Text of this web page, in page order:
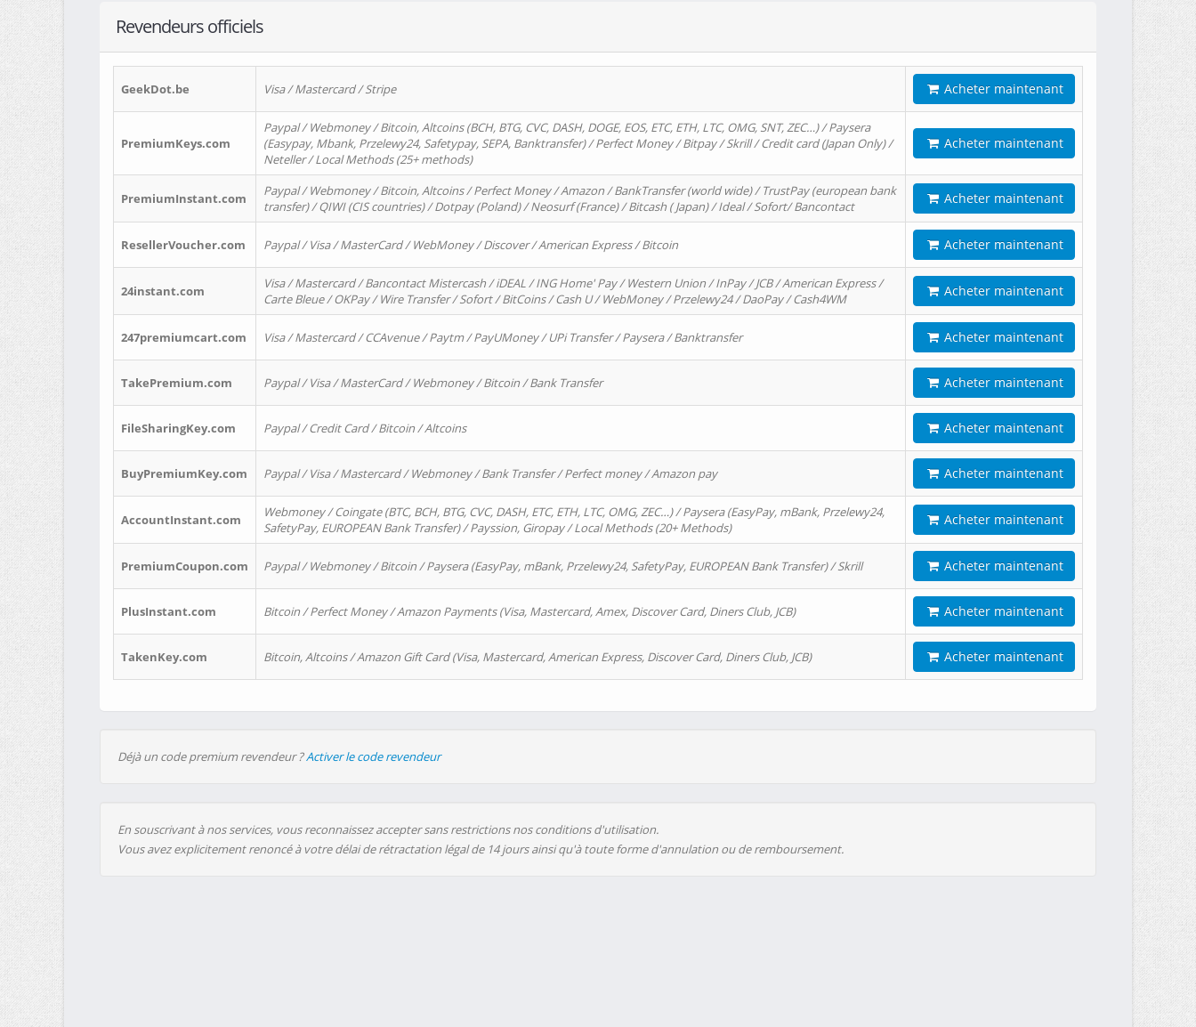
Revendeurs officiels
GeekDot.be Visa / Mastercard / Stripe Acheter maintenant
PremiumKeys.com
Paypal / Webmoney / Bitcoin, Altcoins (BCH, BTG, CVC, DASH, DOGE, EOS, ETC, ETH, LTC, OMG, SNT, ZEC…) / Paysera
(Easypay, Mbank, Przelewy24, Safetypay, SEPA, Banktransfer) / Perfect Money / Bitpay / Skrill / Credit card (Japan Only) /
Neteller / Local Methods (25+ methods)
Acheter maintenant
PremiumInstant.com
Paypal / Webmoney / Bitcoin, Altcoins / Perfect Money / Amazon / BankTransfer (world wide) / TrustPay (european bank
transfer) / QIWI (CIS countries) / Dotpay (Poland) / Neosurf (France) / Bitcash ( Japan) / Ideal / Sofort/ Bancontact
Acheter maintenant
ResellerVoucher.com Paypal / Visa / MasterCard / WebMoney / Discover / American Express / Bitcoin Acheter maintenant
24instant.com
Visa / Mastercard / Bancontact Mistercash / iDEAL / ING Home' Pay / Western Union / InPay / JCB / American Express /
Carte Bleue / OKPay / Wire Transfer / Sofort / BitCoins / Cash U / WebMoney / Przelewy24 / DaoPay / Cash4WM
Acheter maintenant
247premiumcart.com Visa / Mastercard / CCAvenue / Paytm / PayUMoney / UPi Transfer / Paysera / Banktransfer Acheter maintenant
TakePremium.com Paypal / Visa / MasterCard / Webmoney / Bitcoin / Bank Transfer Acheter maintenant
FileSharingKey.com Paypal / Credit Card / Bitcoin / Altcoins Acheter maintenant
BuyPremiumKey.com Paypal / Visa / Mastercard / Webmoney / Bank Transfer / Perfect money / Amazon pay Acheter maintenant
AccountInstant.com
Webmoney / Coingate (BTC, BCH, BTG, CVC, DASH, ETC, ETH, LTC, OMG, ZEC…) / Paysera (EasyPay, mBank, Przelewy24,
SafetyPay, EUROPEAN Bank Transfer) / Payssion, Giropay / Local Methods (20+ Methods)
Acheter maintenant
PremiumCoupon.com Paypal / Webmoney / Bitcoin / Paysera (EasyPay, mBank, Przelewy24, SafetyPay, EUROPEAN Bank Transfer) / Skrill Acheter maintenant
PlusInstant.com Bitcoin / Perfect Money / Amazon Payments (Visa, Mastercard, Amex, Discover Card, Diners Club, JCB) Acheter maintenant
TakenKey.com Bitcoin, Altcoins / Amazon Gift Card (Visa, Mastercard, American Express, Discover Card, Diners Club, JCB) Acheter maintenant
Déjà un code premium revendeur ?Activer le code revendeur
En souscrivant à nos services, vous reconnaissez accepter sans restrictions nos conditions d'utilisation.
Vous avez explicitement renoncé à votre délai de rétractation légal de 14 jours ainsi qu'à toute forme d'annulation ou de remboursement.